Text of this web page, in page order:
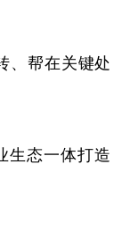
、帮在关键
生态一体打